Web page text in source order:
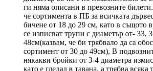
ги няма описани в превозните
че сортимента в ПБ за всичката
бичене от 18 до 29 см, като в същото
се изписват трупи с диаметър от- 33,
48см(казвам, че би трябвало да са
сортимент от 30 до 49см), В
някакви бройки от 3-4 диаметра
като е гледал в тавана, а трябва всяка